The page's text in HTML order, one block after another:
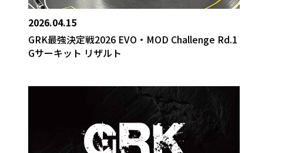
2026.04.15
GRK最強決定戦2026 EVO・MOD Challenge Rd.1
Gサーキット リザルト